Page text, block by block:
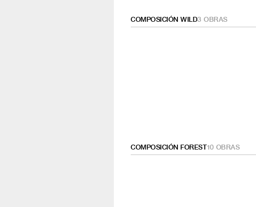
COMPOSICIÓN WILD3 OBRAS
COMPOSICIÓN FOREST10 OBRAS